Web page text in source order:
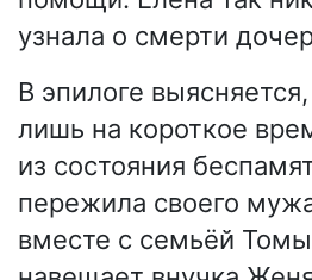
узнала о смерти
В эпилоге
лишь на короткое
из состояния
пережила своего
вместе с семьёй